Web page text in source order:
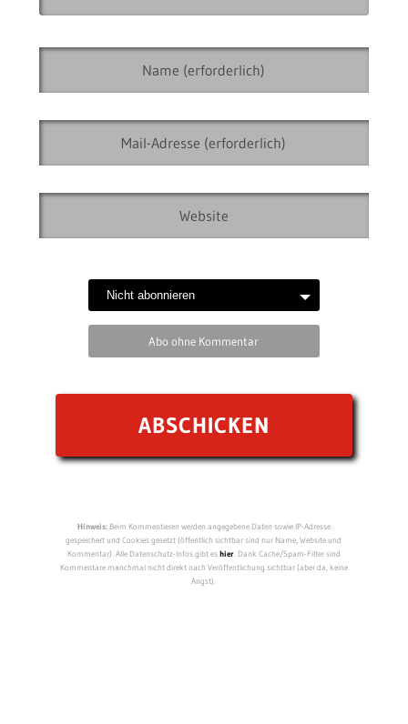
Abo ohne Kommentar
Hinweis:Beim Kommentieren werden angegebene Daten sowie IP-Adresse
gespeichert und Cookies gesetzt (öffentlich sichtbar sind nur Name, Website und
Kommentar). Alle Datenschutz-Infos gibt eshier. Dank Cache/Spam-Filter sind
Kommentare manchmal nicht direkt nach Veröffentlichung sichtbar (aber da, keine
Angst).